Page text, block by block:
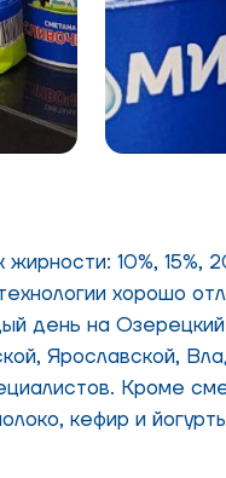
10%,
хорошо
день на
Ярославской,
Кроме
кефир и